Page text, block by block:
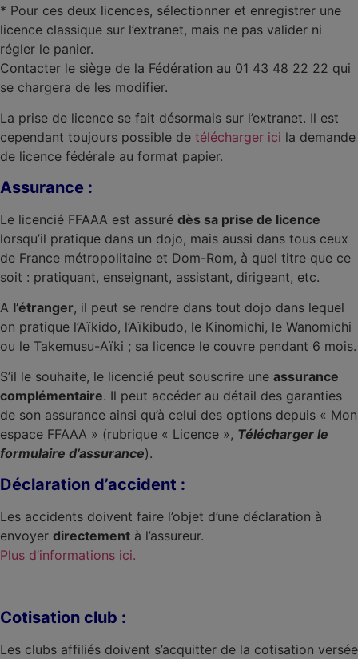
* Pour ces deux licences, sélectionner et enregistrer une
licence classique sur l’extranet, mais ne pas valider ni
régler le panier.
Contacter le siège de la Fédération au 01 43 48 22 22 qui
se chargera de les modifier.
La prise de licence se fait désormais sur l’extranet. Il est
cependant toujours possible de télécharger ici la demande
de licence fédérale au format papier.
Assurance :
Le licencié FFAAA est assuré dès sa prise de licence
lorsqu’il pratique dans un dojo, mais aussi dans tous ceux
de France métropolitaine et Dom-Rom, à quel titre que ce
soit : pratiquant, enseignant, assistant, dirigeant, etc.
A l’étranger, il peut se rendre dans tout dojo dans lequel
on pratique l’Aïkido, l’Aïkibudo, le Kinomichi, le Wanomichi
ou le Takemusu-Aïki ; sa licence le couvre pendant 6 mois.
S’il le souhaite, le licencié peut souscrire une assurance
complémentaire. Il peut accéder au détail des garanties
de son assurance ainsi qu’à celui des options depuis « Mon
espace FFAAA » (rubrique « Licence », Télécharger le
formulaire d’assurance).
Déclaration d’accident :
Les accidents doivent faire l’objet d’une déclaration à
envoyer directement à l’assureur.
Plus d’informations ici.
Cotisation club :
Les clubs affiliés doivent s’acquitter de la cotisation versée